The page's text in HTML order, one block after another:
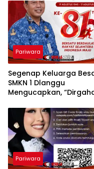
Pariwara
Segenap Keluarga
SMKN 1 Dlanggu
Mengucapkan,
Tahun”
Pariwara